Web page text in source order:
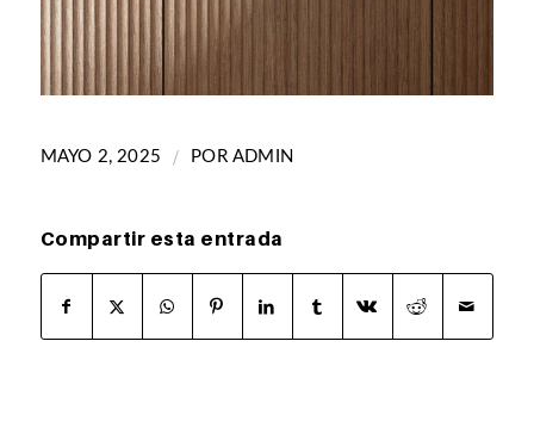
MAYO 2, 2025 / PORADMIN
Compartir esta entrada